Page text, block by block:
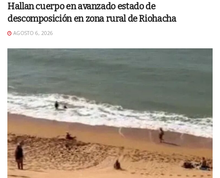
Hallan cuerpo en avanzado estado de
descomposición en zona rural de Riohacha
AGOSTO 6, 2026